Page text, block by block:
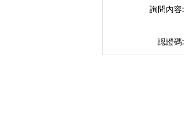
詢問內容:
認證碼: